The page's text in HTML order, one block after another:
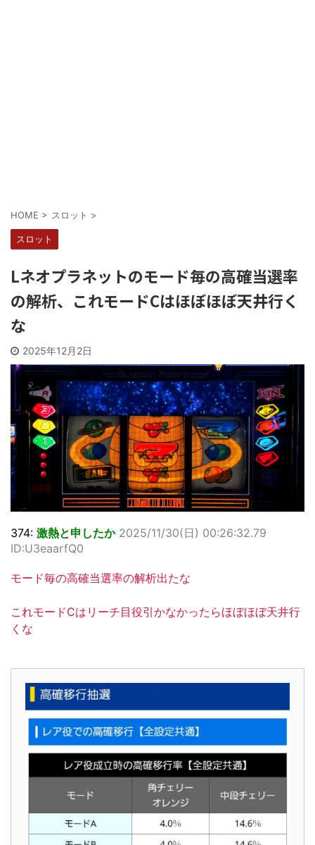
HOME > スロット >
スロット
Lネオプラネットのモード毎の高確当選率
の解析、これモードCはほぼほぼ天井行く
な
2025年12月2日
374: 激熱と申したか 2025/11/30(日) 00:26:32.79
ID:U3eaarfQ0
モード毎の高確当選率の解析出たな
これモードCはリーチ目役引かなかったらほぼほぼ天井行
くな